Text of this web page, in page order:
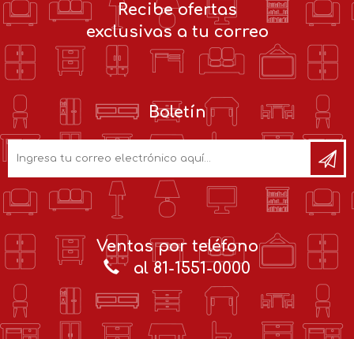
Recibe ofertas
exclusivas a tu correo
Boletín
Ventas por teléfono
al 81-1551-0000